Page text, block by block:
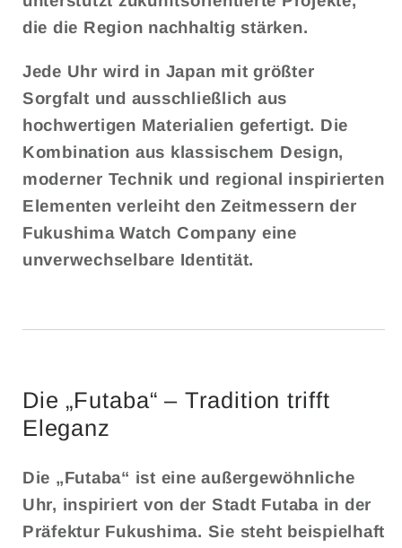
die die Region nachhaltig stärken.
Jede Uhr wird in Japan mit größter
Sorgfalt und ausschließlich aus
hochwertigen Materialien gefertigt. Die
Kombination aus klassischem Design,
moderner Technik und regional inspirierten
Elementen verleiht den Zeitmessern der
Fukushima Watch Company eine
unverwechselbare Identität.
Die „Futaba“ – Tradition trifft
Eleganz
Die „Futaba“ ist eine außergewöhnliche
Uhr, inspiriert von der Stadt Futaba in der
Präfektur Fukushima. Sie steht beispielhaft